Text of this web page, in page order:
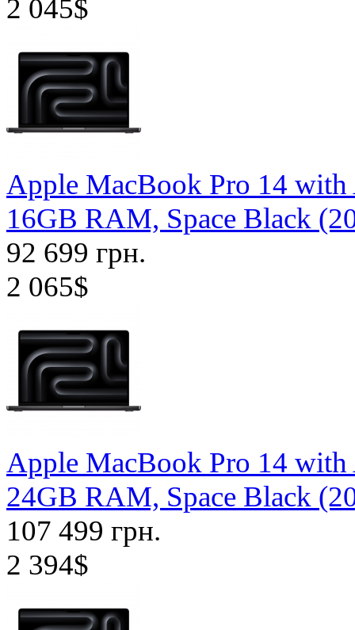
2 045$
Apple MacBook Pro 14
16GB RAM, Space Black
92 699 грн.
2 065$
Apple MacBook Pro 14
24GB RAM, Space Black
107 499 грн.
2 394$